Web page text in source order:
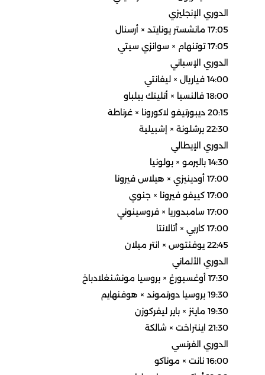
الدوري الإنجليزي
الدوري الإسباني
الدوري الإيطالي
الدوري الألماني
الدوري الفرنسي